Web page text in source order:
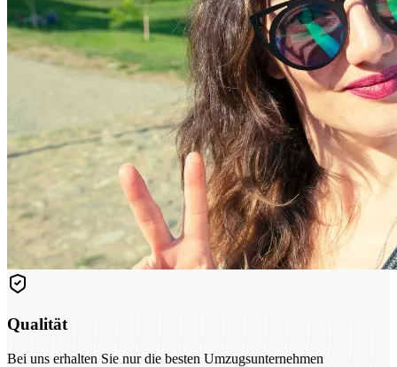
Qualität
Bei uns erhalten Sie nur die besten Umzugsunternehmen